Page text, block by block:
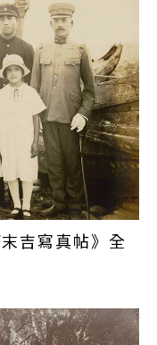
督，改為文官總
指揮權，改由任命
軍部隊（海軍由馬
司令部」。這個制
並將臺澎及沖繩兵
第一次世界大戰
，連帶開啟了日本
，日本駐臺部隊編
宇垣軍縮」，主要
、機械化的改
可以藉由國家攝影
吉寫真帖》全